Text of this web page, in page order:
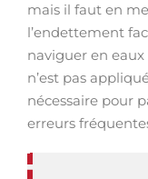
mais il faut en
l’endettement
naviguer en
n’est pas
nécessaire pour
erreurs